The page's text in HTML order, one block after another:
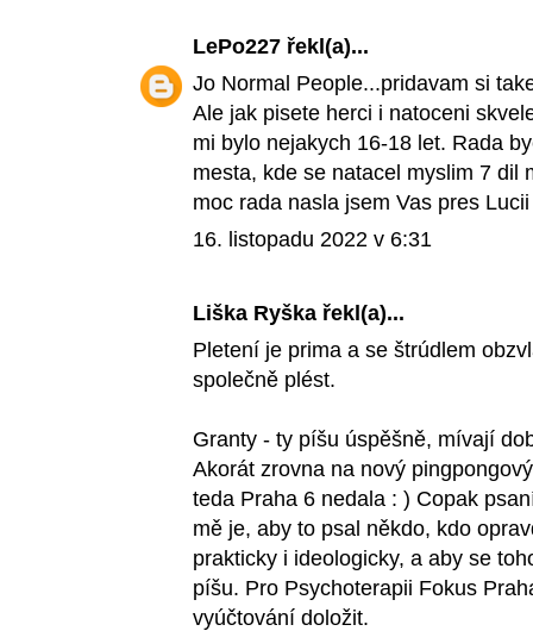
LePo227 řekl(a)...
Jo Normal People...pridavam si
Ale jak pisete herci i natoceni
mi bylo nejakych 16-18 let. Rada
mesta, kde se natacel myslim 7 dil
moc rada nasla jsem Vas pres
16. listopadu 2022 v 6:31
Liška Ryška řekl(a)...
Pletení je prima a se štrúdlem
společně plést.
Granty - ty píšu úspěšně, mívají
Akorát zrovna na nový
teda Praha 6 nedala : ) Copak
mě je, aby to psal někdo, kdo
prakticky i ideologicky, a aby se
píšu. Pro Psychoterapii Fokus
vyúčtování doložit.